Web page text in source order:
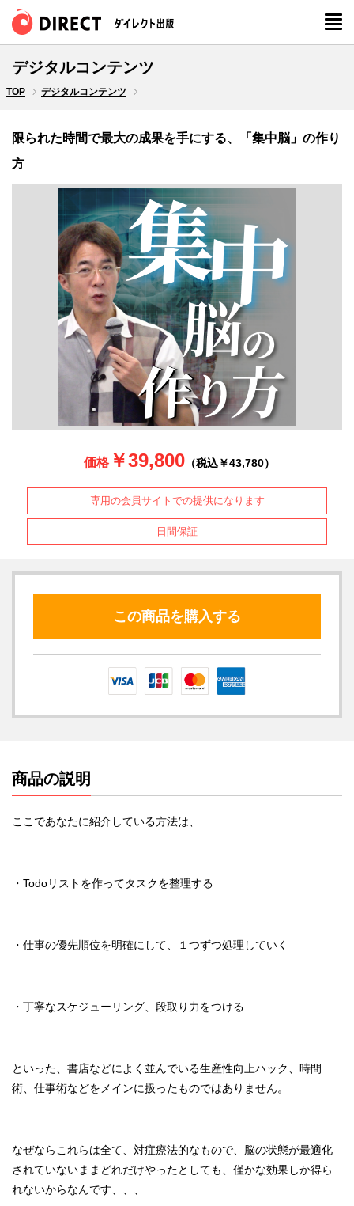
デジタルコンテンツ
TOP デジタルコンテンツ
限られた時間で最大の成果を手にする、「集中脳」の作り
方
価格￥39,800（税込￥43,780）
専用の会員サイトでの提供になります
日間保証
この商品を購入する
商品の説明
ここであなたに紹介している方法は、
・Todoリストを作ってタスクを整理する
・仕事の優先順位を明確にして、１つずつ処理していく
・丁寧なスケジューリング、段取り力をつける
といった、書店などによく並んでいる生産性向上ハック、時間
術、仕事術などをメインに扱ったものではありません。
なぜならこれらは全て、対症療法的なもので、脳の状態が最適化
されていないままどれだけやったとしても、僅かな効果しか得ら
れないからなんです、、、